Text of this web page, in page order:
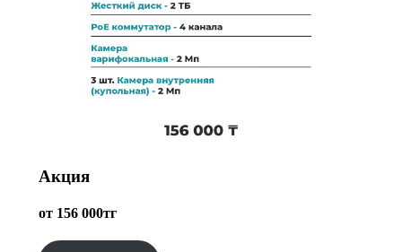
Акция
от 156 000тг